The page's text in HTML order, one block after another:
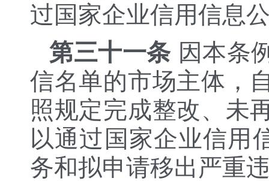
过国家企业信用信息
第三十一条 因本条
信名单的市场主体，
照规定完成整改、未
以通过国家企业信用
务和拟申请移出严重